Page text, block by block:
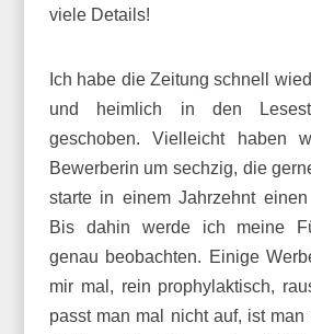
viele Details!
Ich habe die Zeitung schnell
und heimlich in den
geschoben. Vielleicht haben
Bewerberin um sechzig, die
starte in einem Jahrzehnt
Bis dahin werde ich meine
genau beobachten. Einige
mir mal, rein prophylaktisch,
passt man mal nicht auf, ist